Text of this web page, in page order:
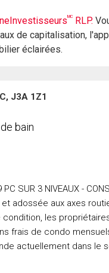
MC RLP.
de capitalisation,
éclairées.
J3A 1Z1
bain
PC SUR 3 NIVEAUX -
adossée aux axes
les
frais de condo
actuellement dans le